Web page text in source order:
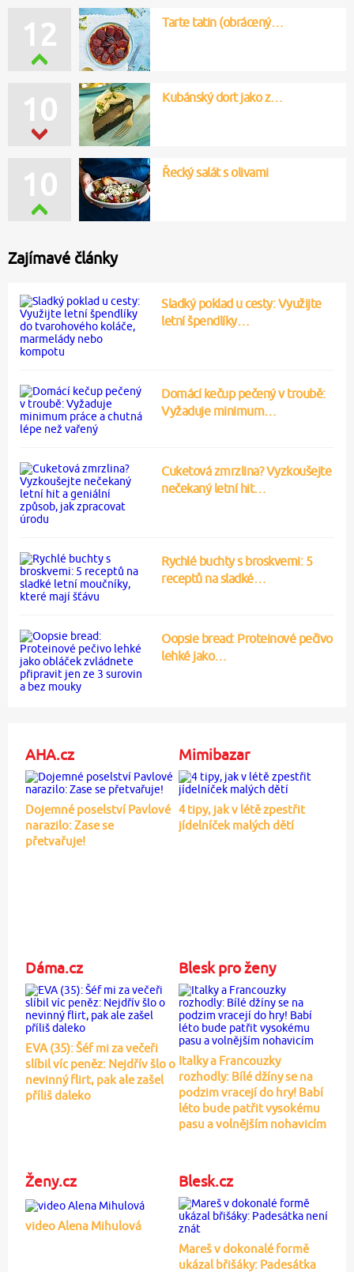
10 Kubánský dort jako z…
12 Tarte tatin (obrácený…
10 Řecký salát s olivami
Zajímavé články
Sladký poklad u cesty: Využijte
letní špendlíky…
Domácí kečup pečený v troubě:
Vyžaduje minimum…
Cuketová zmrzlina? Vyzkoušejte
nečekaný letní hit…
Rychlé buchty s broskvemi: 5
receptů na sladké…
Oopsie bread: Proteinové pečivo
lehké jako…
AHA.cz
Dojemné poselství Pavlové
narazilo: Zase se
přetvařuje!
Mimibazar
4 tipy, jak v létě zpestřit
jídelníček malých dětí
Dáma.cz
EVA (35): Šéf mi za večeři
slíbil víc peněz: Nejdřív šlo o
nevinný flirt, pak ale zašel
příliš daleko
Blesk pro ženy
Italky a Francouzky
rozhodly: Bílé džíny se na
podzim vracejí do hry! Babí
léto bude patřit vysokému
pasu a volnějším nohavicím
Ženy.cz
video Alena Mihulová
Blesk.cz
Mareš v dokonalé formě
ukázal břišáky: Padesátka